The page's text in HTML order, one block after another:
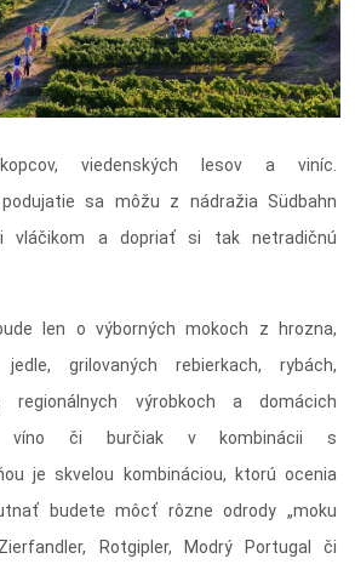
viedenských lesov a viníc.
sa môžu z nádražia Südbahn
vláčikom a dopriať si tak netradičnú
len o výborných mokoch z hrozna,
grilovaných rebierkach, rybách,
regionálnych výrobkoch a domácich
víno či burčiak v kombinácii s
je skvelou kombináciou, ktorú ocenia
budete môcť rôzne odrody „moku
Rotgipler, Modrý Portugal či